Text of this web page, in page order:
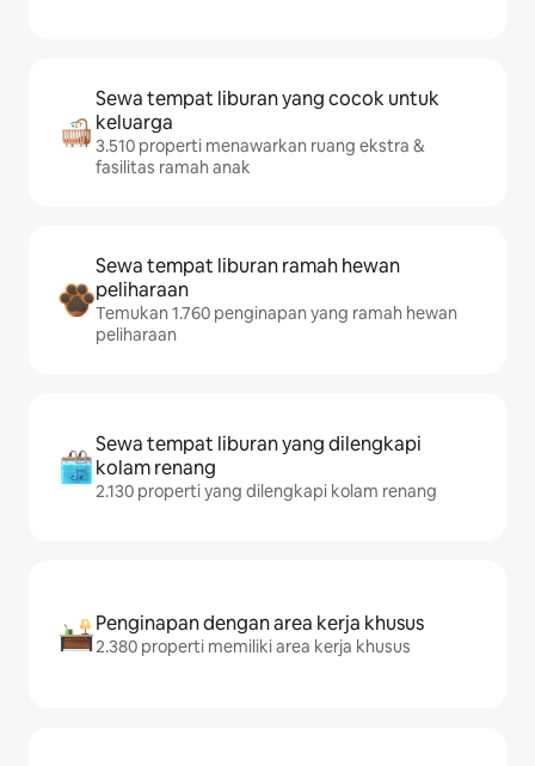
Sewa tempat liburan yang cocok untuk
keluarga
3.510 properti menawarkan ruang ekstra &
fasilitas ramah anak
Sewa tempat liburan ramah hewan
peliharaan
Temukan 1.760 penginapan yang ramah hewan
peliharaan
Sewa tempat liburan yang dilengkapi
kolam renang
2.130 properti yang dilengkapi kolam renang
Penginapan dengan area kerja khusus
2.380 properti memiliki area kerja khusus